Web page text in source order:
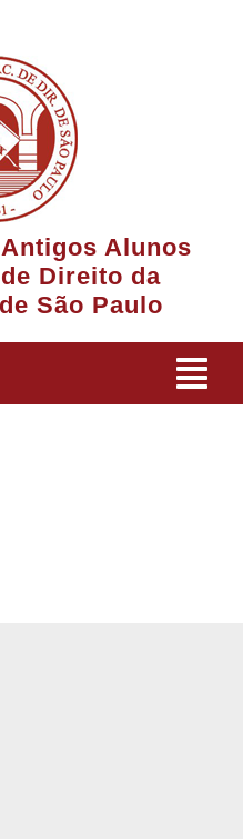
Alunos
Direito da
São Paulo